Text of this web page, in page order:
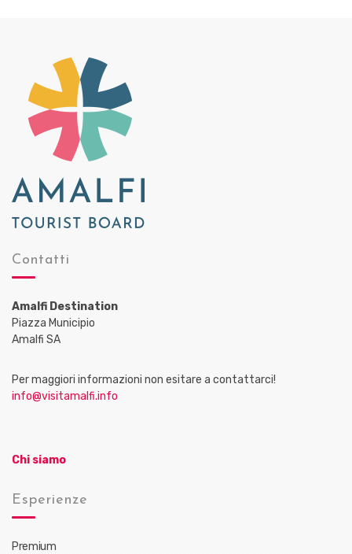
Contatti
Amalfi Destination
Piazza Municipio
Amalfi SA
Per maggiori informazioni non esitare a contattarci!
info@visitamalfi.info
Chi siamo
Esperienze
Premium